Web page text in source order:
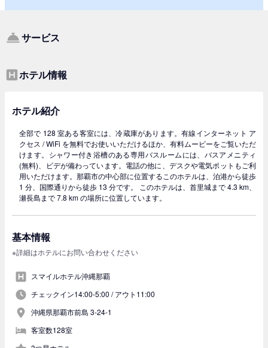
サービス
ホテル情報
ホテル紹介
全部で 128 室ある客室には、冷蔵庫があります。有線インターネット ア
クセス / WiFi を無料でお使いいただけるほか、有料ムービーをご覧いただ
けます。シャワー付き浴槽のある専用バスルームには、バスアメニティ
(無料)、ビデが備わっています。電話の他に、デスクや電気ポットもご利
用いただけます。那覇市の中心部に位置するこのホテルは、泊港から徒歩
1 分、国際通りから徒歩 13 分です。 このホテルは、首里城まで 4.3 km、
瀬長島まで 7.8 km の場所に位置しています。
基本情報
※詳細はホテルにお問い合わせください
スマイルホテル沖縄那覇
チェックイン14:00-5:00 /アウト11:00
沖縄県那覇市前島 3-24-1
客室数128室